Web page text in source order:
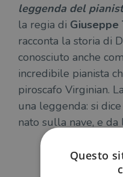
leggenda del
la regia di Giuseppe
racconta la storia di
conosciuto anche
incredibile pianista
piroscafo Virginian.
una leggenda: si
nato sulla nave, e da
Questo